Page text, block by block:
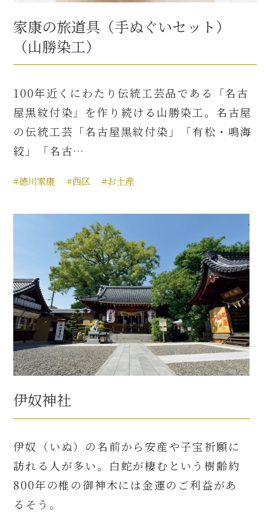
家康の旅道具（手ぬぐいセット）
（山勝染工）
100年近くにわたり伝統工芸品である「名古
屋黒紋付染」を作り続ける山勝染工。名古屋
の伝統工芸「名古屋黒紋付染」「有松・鳴海
絞」「名古…
#徳川家康 #西区 #お土産
伊奴神社
伊奴（いぬ）の名前から安産や子宝祈願に
訪れる人が多い。白蛇が棲むという樹齢約
800年の椎の御神木には金運のご利益があ
るそう。